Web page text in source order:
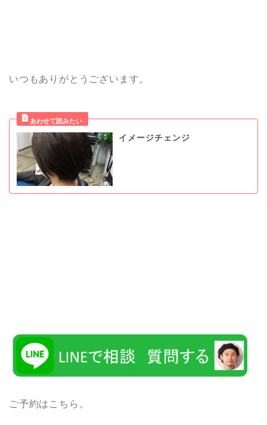
いつもありがとうございます。
イメージチェンジ
ご予約はこちら。